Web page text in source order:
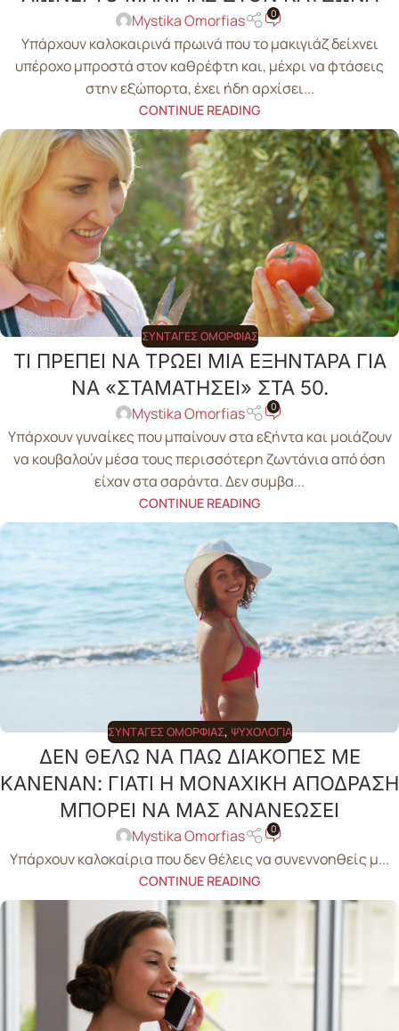
Mystika Omorfias 0
Υπάρχουν καλοκαιρινά πρωινά που το μακιγιάζ δείχνει
υπέροχο μπροστά στον καθρέφτη και, μέχρι να φτάσεις
στην εξώπορτα, έχει ήδη αρχίσει...
CONTINUE READING
ΣΥΝΤΑΓΈΣ ΟΜΟΡΦΙΆΣ
ΤΙ ΠΡΕΠΕΙ ΝΑ ΤΡΩΕΙ ΜΙΑ ΕΞΗΝΤΑΡΑ ΓΙΑ
ΝΑ «ΣΤΑΜΑΤΗΣΕΙ» ΣΤΑ 50.
Mystika Omorfias 0
Υπάρχουν γυναίκες που μπαίνουν στα εξήντα και μοιάζουν
να κουβαλούν μέσα τους περισσότερη ζωντάνια από όση
είχαν στα σαράντα. Δεν συμβα...
CONTINUE READING
ΣΥΝΤΑΓΈΣ ΟΜΟΡΦΙΆΣ, ΨΥΧΟΛΟΓΊΑ
ΔΕΝ ΘΕΛΩ ΝΑ ΠΑΩ ΔΙΑΚΟΠΕΣ ΜΕ
ΚΑΝΕΝΑΝ: ΓΙΑΤΙ Η ΜΟΝΑΧΙΚΗ ΑΠΟΔΡΑΣΗ
ΜΠΟΡΕΙ ΝΑ ΜΑΣ ΑΝΑΝΕΩΣΕΙ
Mystika Omorfias 0
Υπάρχουν καλοκαίρια που δεν θέλεις να συνεννοηθείς μ...
CONTINUE READING